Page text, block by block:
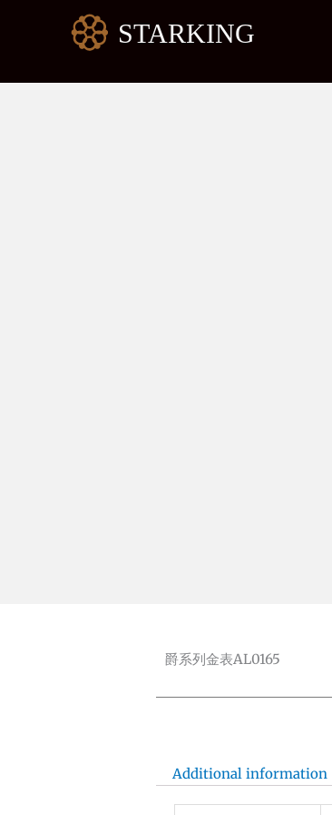
容
爵系列金表AL0165
Additional information